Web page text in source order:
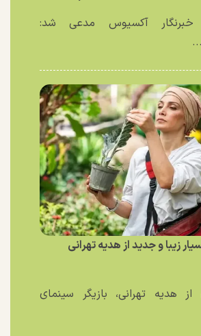
خبرنگار آکسیوس مدعی شد:
زیبا و جدید از هدیه تهرانی
از هدیه تهرانی، بازیگر سینمای